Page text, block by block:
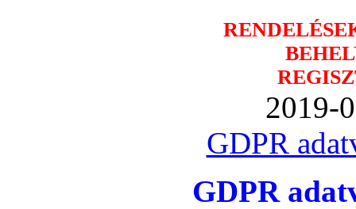
2019-
GDPR
GDPR